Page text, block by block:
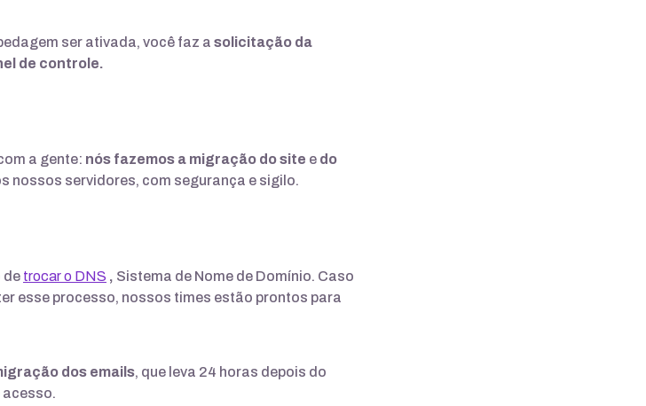
ser ativada, você faz a solicitação da
de controle.
a gente: nós fazemos a migração do site e do
nossos servidores, com segurança e sigilo.
de trocar o DNS , Sistema de Nome de Domínio. Caso
esse processo, nossos times estão prontos para
dos emails, que leva 24 horas depois do
acesso.